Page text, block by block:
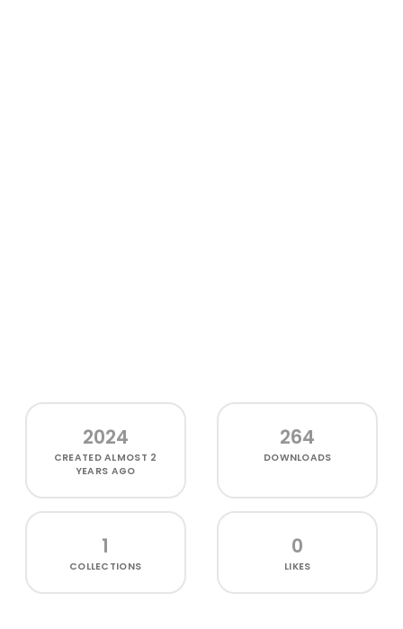
2024
CREATEDALMOST 2
YEARS AGO
264
DOWNLOADS
1
COLLECTIONS
0
LIKES